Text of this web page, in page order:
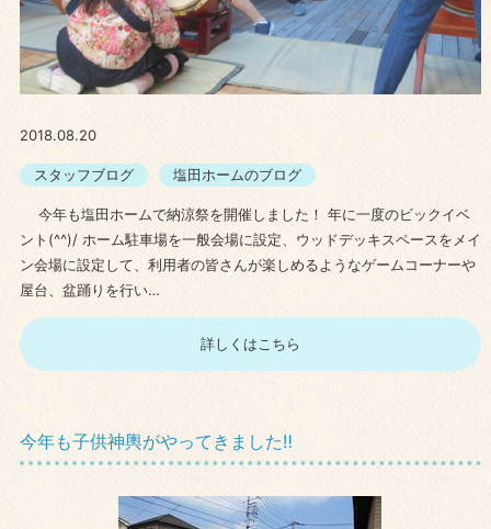
2018.08.20
スタッフブログ 塩田ホームのブログ
今年も塩田ホームで納涼祭を開催しました！ 年に一度のビックイベ
ント(^^)/ ホーム駐車場を一般会場に設定、ウッドデッキスペースをメイ
ン会場に設定して、利用者の皆さんが楽しめるようなゲームコーナーや
屋台、盆踊りを行い…
詳しくはこちら
今年も子供神輿がやってきました‼